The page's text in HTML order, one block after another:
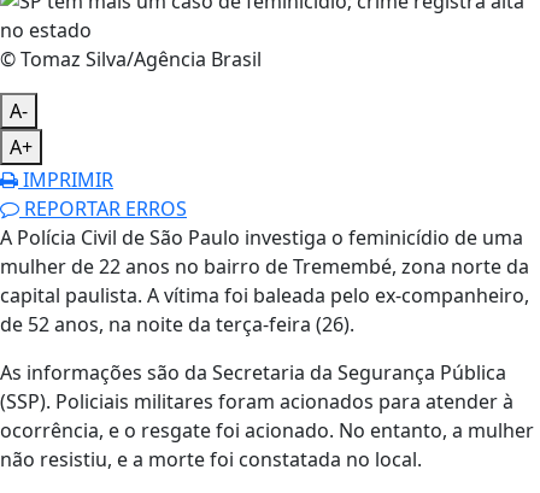
© Tomaz Silva/Agência Brasil
A-
A+
IMPRIMIR
REPORTAR ERROS
A Polícia Civil de São Paulo investiga o feminicídio de uma
mulher de 22 anos no bairro de Tremembé, zona norte da
capital paulista. A vítima foi baleada pelo ex-companheiro,
de 52 anos, na noite da terça-feira (26).
As informações são da Secretaria da Segurança Pública
(SSP). Policiais militares foram acionados para atender à
ocorrência, e o resgate foi acionado. No entanto, a mulher
não resistiu, e a morte foi constatada no local.